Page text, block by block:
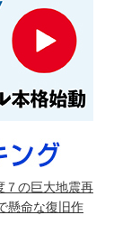
７の巨大地震再
懸命な復旧作